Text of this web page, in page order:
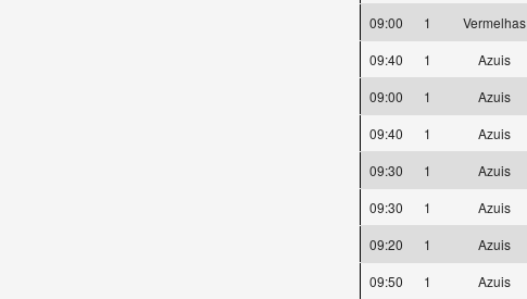
09:00
1 Vermelhas
09:40
1 Azuis
09:00
1 Azuis
09:40
1 Azuis
09:30
1 Azuis
09:30
1 Azuis
09:20
1 Azuis
09:50
1 Azuis